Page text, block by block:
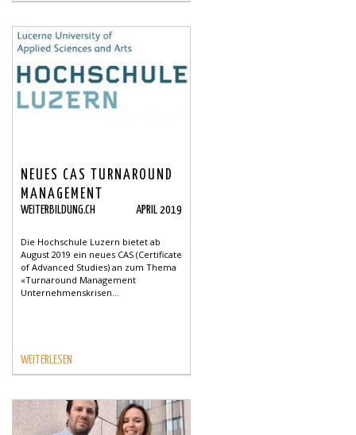
NEUES CAS TURNAROUND
MANAGEMENT
WEITERBILDUNG.CH APRIL 2019
Die Hochschule Luzern bietet ab
August 2019 ein neues CAS (Certificate
of Advanced Studies) an zum Thema
«Turnaround Management
Unternehmenskrisen...
WEITERLESEN